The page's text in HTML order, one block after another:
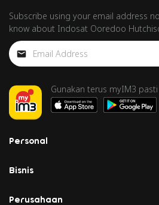
Subscribe using your email address
know about Indosat Ooredoo
Gunakan terus myIM3
Personal
Bisnis
Perusahaan